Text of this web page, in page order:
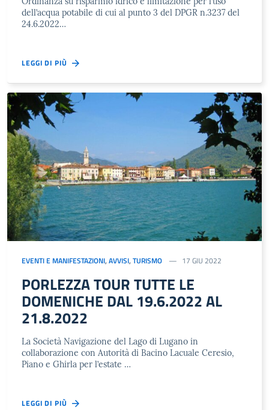
dell’acqua potabile di cui al punto 3 del DPGR n.3237 del
24.6.2022…
LEGGI DI PIÙ
EVENTI E MANIFESTAZIONI, AVVISI, TURISMO 17 GIU 2022
PORLEZZA TOUR TUTTE LE
DOMENICHE DAL 19.6.2022 AL
21.8.2022
La Società Navigazione del Lago di Lugano in
collaborazione con Autorità di Bacino Lacuale Ceresio,
Piano e Ghirla per l’estate …
LEGGI DI PIÙ